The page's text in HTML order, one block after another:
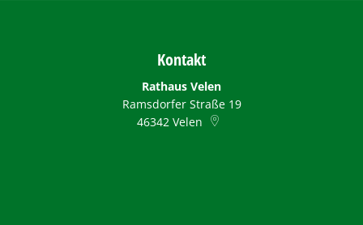
Kontakt
Rathaus Velen
Ramsdorfer Straße 19
46342 Velen